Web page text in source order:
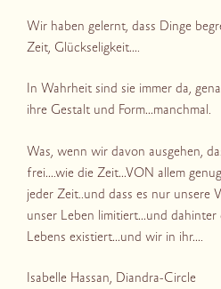
Wir haben gelernt, dass Dinge
Zeit, Glückseligkeit….
In Wahrheit sind sie immer da,
ihre Gestalt und Form…manchmal.
Was, wenn wir davon ausgehen,
frei….wie die Zeit…VON allem
jeder Zeit..und dass es nur unsere
unser Leben limitiert…und dahinter
Lebens existiert…und wir in ihr….
Isabelle Hassan, Diandra-Circle